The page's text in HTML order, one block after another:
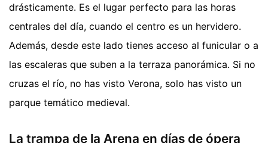
drásticamente. Es el lugar perfecto para las horas
centrales del día, cuando el centro es un hervidero.
Además, desde este lado tienes acceso al funicular o a
las escaleras que suben a la terraza panorámica. Si no
cruzas el río, no has visto Verona, solo has visto un
parque temático medieval.
La trampa de la Arena en días de ópera